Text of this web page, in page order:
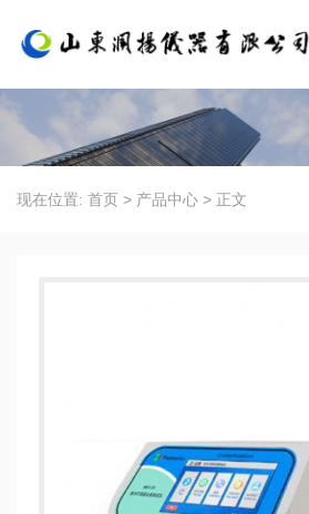
现在位置: 首页 > 产品中心 > 正文